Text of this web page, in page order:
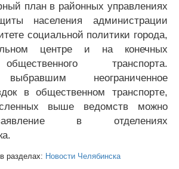
план в районных управлениях
населения администрации
социальной политики города,
центре и на конечных
транспорта.
неограниченное
в общественном транспорте,
выше ведомств можно
в отделениях
разделах: Новости Челябинска